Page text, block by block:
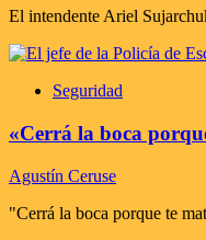
El intendente Ariel
Seguridad
«Cerrá la boca
Agustín Ceruse
"Cerrá la boca porque te